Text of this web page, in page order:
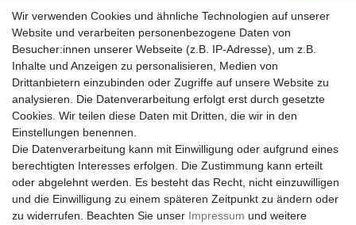
Wir verwenden Cookies und ähnliche Technologien auf unserer
Website und verarbeiten personenbezogene Daten von
Besucher:innen unserer Webseite (z.B. IP-Adresse), um z.B.
Inhalte und Anzeigen zu personalisieren, Medien von
Drittanbietern einzubinden oder Zugriffe auf unsere Website zu
analysieren. Die Datenverarbeitung erfolgt erst durch gesetzte
Cookies. Wir teilen diese Daten mit Dritten, die wir in den
Einstellungen benennen.
Die Datenverarbeitung kann mit Einwilligung oder aufgrund eines
berechtigten Interesses erfolgen. Die Zustimmung kann erteilt
oder abgelehnt werden. Es besteht das Recht, nicht einzuwilligen
und die Einwilligung zu einem späteren Zeitpunkt zu ändern oder
zu widerrufen. Beachten Sie unser Impressum und weitere